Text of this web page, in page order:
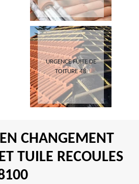
URGENCE FUITE DE
TOITURE 48
CHANGEMENT
TUILE RECOULES